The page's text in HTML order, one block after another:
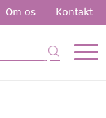
Om os Kontakt